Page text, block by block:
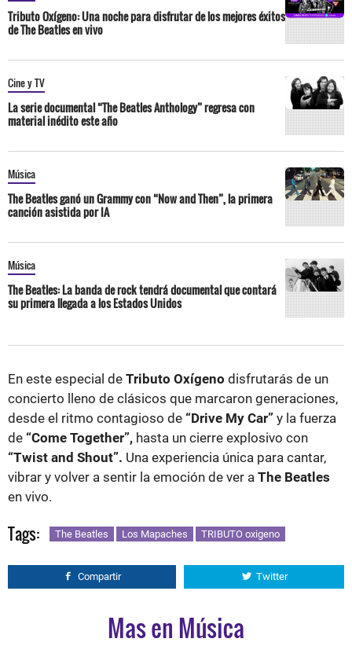
Tributo Oxígeno: Una noche para disfrutar de los mejores éxitos
de The Beatles en vivo
Cine y TV
La serie documental “The Beatles Anthology” regresa con
material inédito este año
Música
The Beatles ganó un Grammy con “Now and Then”, la primera
canción asistida por IA
Música
The Beatles: La banda de rock tendrá documental que contará
su primera llegada a los Estados Unidos
En este especial de Tributo Oxígeno disfrutarás de un
concierto lleno de clásicos que marcaron generaciones,
desde el ritmo contagioso de “Drive My Car” y la fuerza
de “Come Together”, hasta un cierre explosivo con
“Twist and Shout”. Una experiencia única para cantar,
vibrar y volver a sentir la emoción de ver a The Beatles
en vivo.
Tags: The Beatles Los Mapaches TRIBUTO oxigeno
Compartir Twitter
Mas en Música